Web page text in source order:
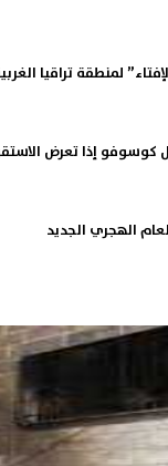
لمنطقة تراقيا
كوسوفو إذا تعرض
الهجري الجديد